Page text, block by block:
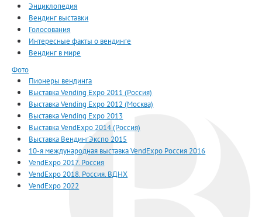
Энциклопедия
Вендинг выставки
Голосования
Интересные факты о вендинге
Вендинг в мире
Фото
Пионеры вендинга
Выставка Vending Expo 2011 (Россия)
Выставка Vending Expo 2012 (Москва)
Выставка Vending Expo 2013
Выставка VendExpo 2014 (Россия)
Выставка ВендингЭкспо 2015
10-я международная выставка VendExpo Россия 2016
VendExpo 2017. Россия
VendExpo 2018. Россия. ВДНХ
VendExpo 2022